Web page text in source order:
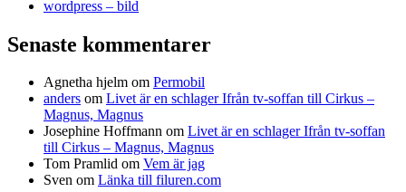
wordpress – bild
Senaste kommentarer
Agnetha hjelm om Permobil
anders om Livet är en schlager Ifrån tv-soffan till Cirkus –
Magnus, Magnus
Josephine Hoffmann om Livet är en schlager Ifrån tv-soffan
till Cirkus – Magnus, Magnus
Tom Pramlid om Vem är jag
Sven om Länka till filuren.com